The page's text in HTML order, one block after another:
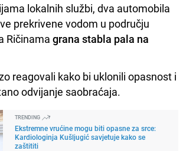
lokalnih službi, dva automobila
prekrivene vodom u području
Ričinama grana stabla pala na
reagovali kako bi uklonili opasnost i
odvijanje saobraćaja.
TRENDING
Ekstremne vrućine mogu biti opasne za srce:
Kardiologinja Kušljugić savjetuje kako se
zaštititi